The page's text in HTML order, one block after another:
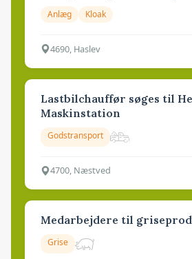
Anlæg Kloak
4690, Haslev
Lastbilchauffør søges til
Maskinstation
Godstransport
4700, Næstved
Medarbejdere til
Grise